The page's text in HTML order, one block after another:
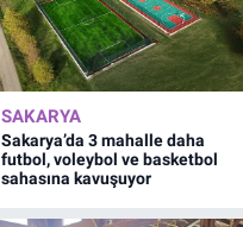
SAKARYA
Sakarya’da 3 mahalle daha
futbol, voleybol ve basketbol
sahasına kavuşuyor